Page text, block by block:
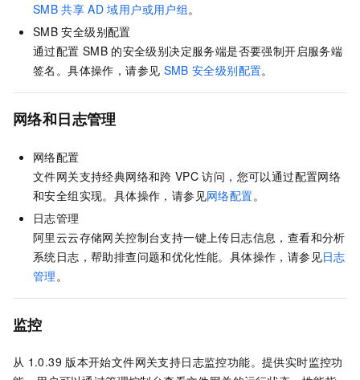
SMB 共享 AD 域用户或用户组。
SMB 安全级别配置
通过配置 SMB 的安全级别决定服务端是否要强制开启服务端
签名。具体操作，请参见 SMB 安全级别配置。
网络和日志管理
网络配置
文件网关支持经典网络和跨 VPC 访问，您可以通过配置网络
和安全组实现。具体操作，请参见网络配置。
日志管理
阿里云云存储网关控制台支持一键上传日志信息，查看和分析
系统日志，帮助排查问题和优化性能。具体操作，请参见日志
管理 。
监控
从 1.0.39 版本开始文件网关支持日志监控功能。提供实时监控功